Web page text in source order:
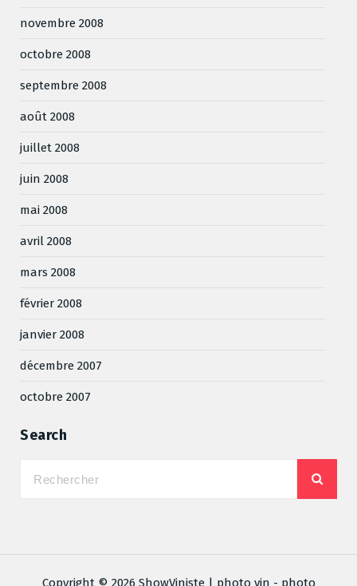
novembre 2008
octobre 2008
septembre 2008
août 2008
juillet 2008
juin 2008
mai 2008
avril 2008
mars 2008
février 2008
janvier 2008
décembre 2007
octobre 2007
Search
Copyright © 2026 ShowViniste | photo vin - photo